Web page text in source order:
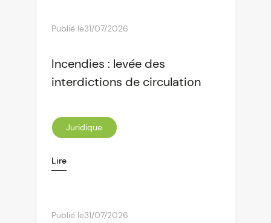
Publié le31/07/2026
Incendies : levée des
interdictions de circulation
Juridique
Lire
Publié le31/07/2026